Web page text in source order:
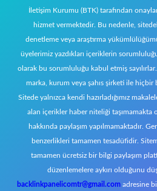
İletişim Kurumu (BTK) tarafından
hizmet vermektedir. Bu nedenle,
denetleme veya araştırma
üyelerimiz yazdıkları içeriklerin
olarak bu sorumluluğu kabul etmiş
marka, kurum veya şahıs şirketi ile hiçbir
Sitede yalnızca kendi hazırladığımız
alan içerikler haber niteliği taşımamakta
hakkında paylaşım yapılmamaktadır.
benzerlikleri tamamen tesadüfidir.
tamamen ücretsiz bir bilgi paylaşım
düzenlemelere aykırı olduğunu
backlinkpanelicomtr@gmail.com adresine